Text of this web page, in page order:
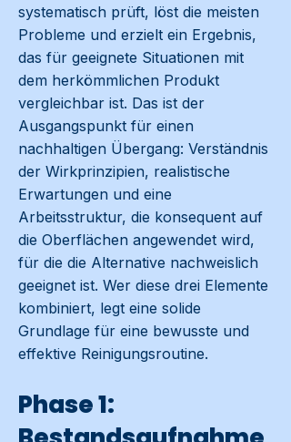
systematisch prüft, löst die meisten
Probleme und erzielt ein Ergebnis,
das für geeignete Situationen mit
dem herkömmlichen Produkt
vergleichbar ist. Das ist der
Ausgangspunkt für einen
nachhaltigen Übergang: Verständnis
der Wirkprinzipien, realistische
Erwartungen und eine
Arbeitsstruktur, die konsequent auf
die Oberflächen angewendet wird,
für die die Alternative nachweislich
geeignet ist. Wer diese drei Elemente
kombiniert, legt eine solide
Grundlage für eine bewusste und
effektive Reinigungsroutine.
Phase 1: